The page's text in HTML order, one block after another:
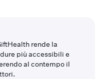
rende la
più accessibili e
al contempo il